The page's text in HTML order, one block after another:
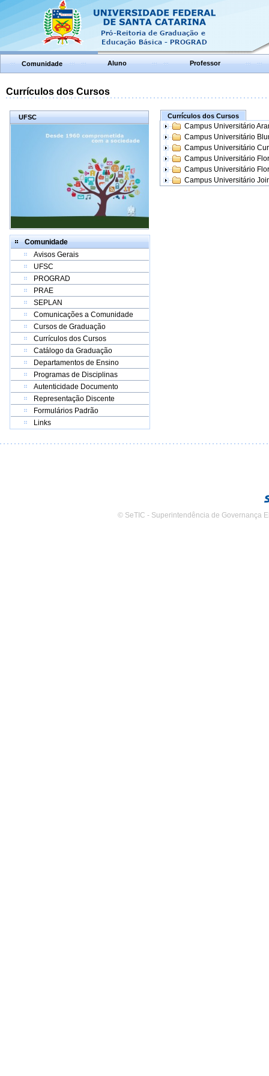
Comunidade Aluno Professor
Currículos dos Cursos
UFSC
Comunidade
Avisos Gerais
UFSC
PROGRAD
PRAE
SEPLAN
Comunicações a Comunidade
Cursos de Graduação
Currículos dos Cursos
Catálogo da Graduação
Departamentos de Ensino
Programas de Disciplinas
Autenticidade Documento
Representação Discente
Formulários Padrão
Links
Currículos dos Cursos
Campus Universitário
Campus Universitário
Campus Universitário
Campus Universitário
Campus Universitário
Campus Universitário
© SeTIC - Superintendência de Governança